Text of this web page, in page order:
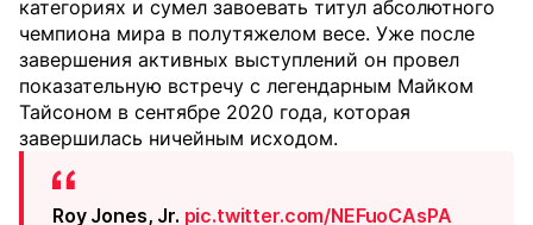
категориях и сумел завоевать титул абсолютного
чемпиона мира в полутяжелом весе. Уже после
завершения активных выступлений он провел
показательную встречу с легендарным Майком
Тайсоном в сентябре 2020 года, которая
завершилась ничейным исходом.
Roy Jones, Jr. pic.twitter.com/NEFuoCAsPA